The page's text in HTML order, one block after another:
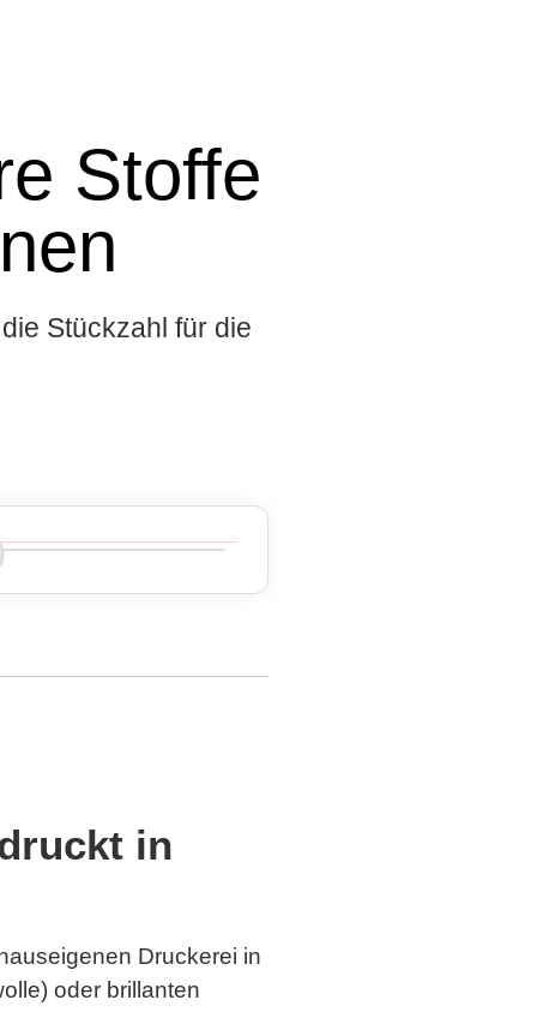
Stoffe
Stückzahl für die
in
Druckerei in
oder brillanten